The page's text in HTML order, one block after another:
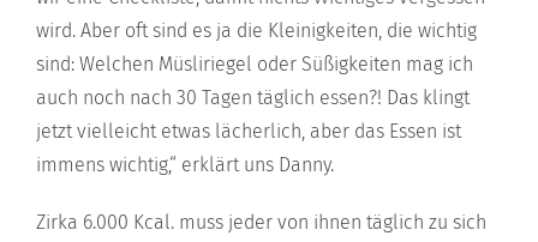
wird. Aber oft sind es ja die Kleinigkeiten, die wichtig
sind: Welchen Müsliriegel oder Süßigkeiten mag ich
auch noch nach 30 Tagen täglich essen?! Das klingt
jetzt vielleicht etwas lächerlich, aber das Essen ist
immens wichtig,“ erklärt uns Danny.
Zirka 6.000 Kcal. muss jeder von ihnen täglich zu sich